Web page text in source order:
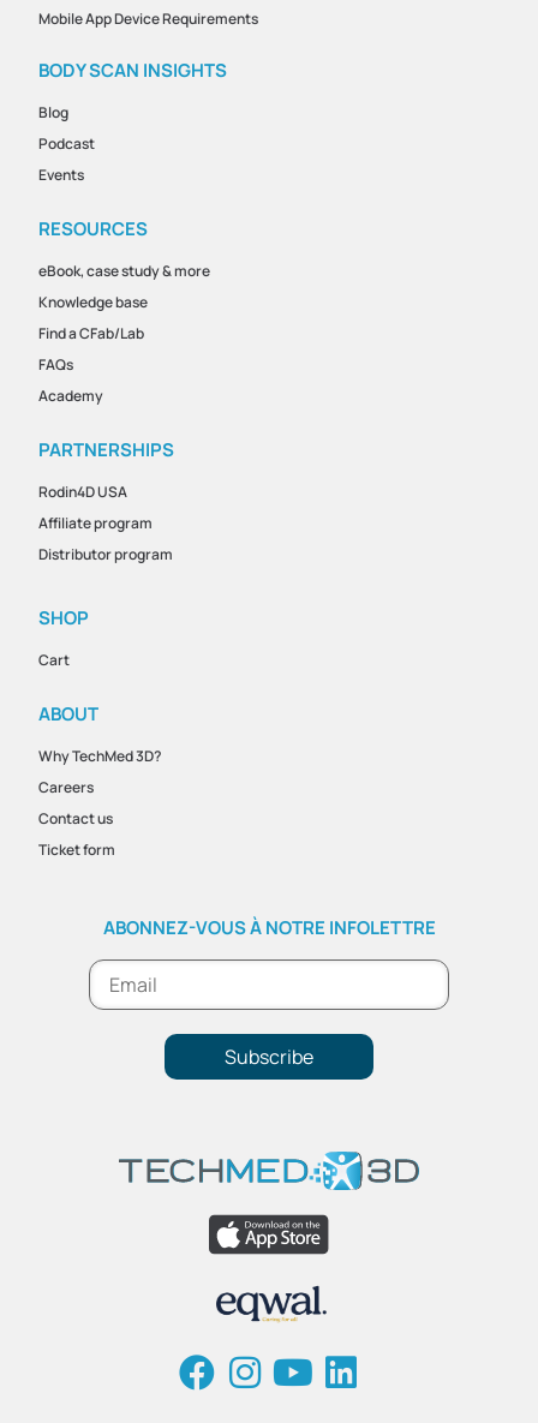
Mobile App Device Requirements
BODY SCAN INSIGHTS
Blog
Podcast
Events
RESOURCES
eBook, case study & more
Knowledge base
Find a CFab/Lab
FAQs
Academy
PARTNERSHIPS
Rodin4D USA
Affiliate program
Distributor program
SHOP
Cart
ABOUT
Why TechMed 3D?
Careers
Contact us
Ticket form
ABONNEZ-VOUS À NOTRE INFOLETTRE
Subscribe